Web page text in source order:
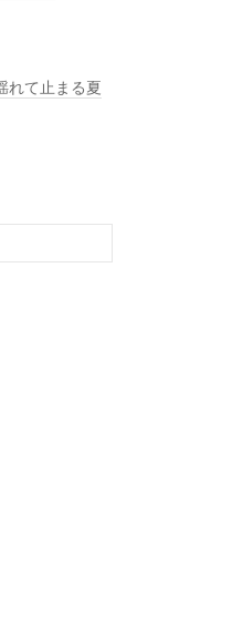
れて止まる夏